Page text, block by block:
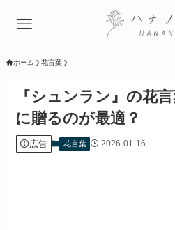
ホーム 花言葉
『シュンラン』の花
に贈るのが最適？
広告 花言葉 2026-01-16